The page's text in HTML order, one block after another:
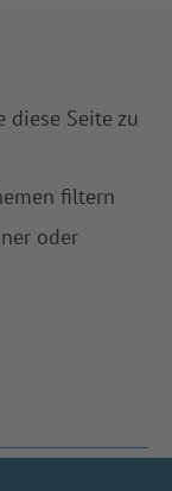
diese Seite zu
filtern
oder